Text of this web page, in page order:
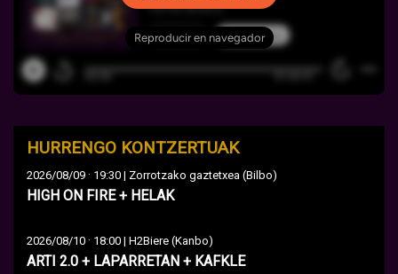
HURRENGO KONTZERTUAK
2026/08/09 · 19:30 | Zorrotzako gaztetxea (Bilbo)
HIGH ON FIRE + HELAK
2026/08/10 · 18:00 | H2Biere (Kanbo)
ARTI 2.0 + LAPARRETAN + KAFKLE